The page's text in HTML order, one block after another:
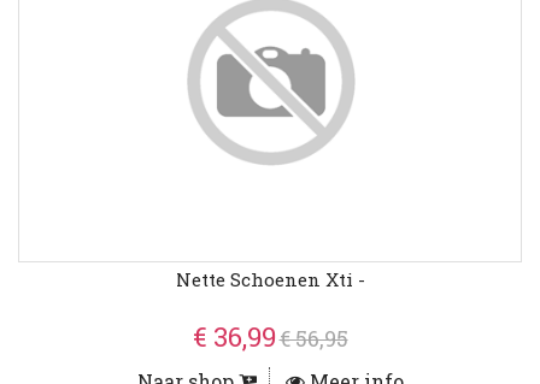
Nette Schoenen Xti -
€ 36,99€ 56,95